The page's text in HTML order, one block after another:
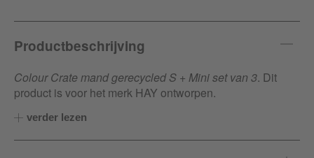
Productbeschrijving
Colour Crate mand gerecycled S + Mini set van 3. Dit
product is voor het merk HAY ontworpen.
verder lezen